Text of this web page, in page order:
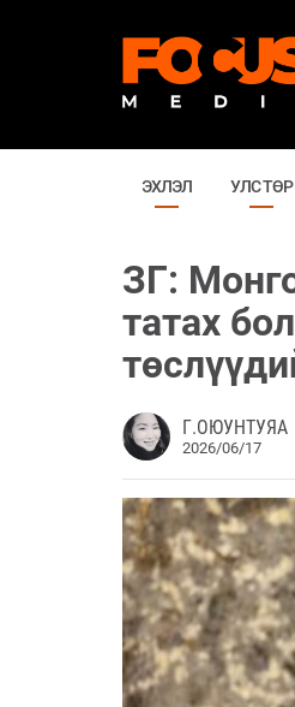
ЭХЛЭЛ УЛС ТӨР
ЗГ:
татах
Г.ОЮУНТУЯА
2026/06/17